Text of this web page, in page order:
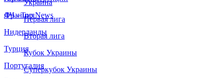
Франция
Нидерланды
Турция
Португалия
ЛЧ - Top News
Украина
Первая лига
Вторая лига
Кубок Украины
Суперкубок Украины